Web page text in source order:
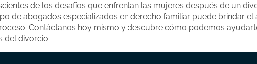
de los desafíos que enfrentan las mujeres después de un
de abogados especializados en derecho familiar puede brindar el
Contáctanos hoy mismo y descubre cómo podemos
del divorcio.